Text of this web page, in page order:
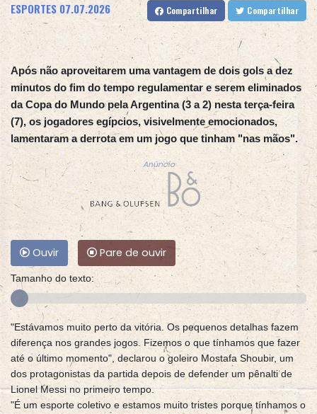
ESPORTES 07.07.2026 Compartilhar Compartilhar
Após não aproveitarem uma vantagem de dois gols a dez
minutos do fim do tempo regulamentar e serem eliminados
da Copa do Mundo pela Argentina (3 a 2) nesta terça-feira
(7), os jogadores egípcios, visivelmente emocionados,
lamentaram a derrota em um jogo que tinham "nas mãos".
Anúncio
Ouvir Pare de ouvir
Tamanho do texto:
"Estávamos muito perto da vitória. Os pequenos detalhas fazem
diferença nos grandes jogos. Fizemos o que tínhamos que fazer
até o último momento", declarou o goleiro Mostafa Shoubir, um
dos protagonistas da partida depois de defender um pênalti de
Lionel Messi no primeiro tempo.
"É um esporte coletivo e estamos muito tristes porque tínhamos o